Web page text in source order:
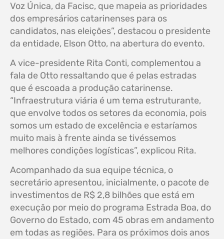
Voz Única, da Facisc, que mapeia as prioridades
dos empresários catarinenses para os
candidatos, nas eleições”, destacou o presidente
da entidade, Elson Otto, na abertura do evento.
A vice-presidente Rita Conti, complementou a
fala de Otto ressaltando que é pelas estradas
que é escoada a produção catarinense.
“Infraestrutura viária é um tema estruturante,
que envolve todos os setores da economia, pois
somos um estado de excelência e estaríamos
muito mais à frente ainda se tivéssemos
melhores condições logísticas”, explicou Rita.
Acompanhado da sua equipe técnica, o
secretário apresentou, inicialmente, o pacote de
investimentos de R$ 2,8 bilhões que está em
execução por meio do programa Estrada Boa, do
Governo do Estado, com 45 obras em andamento
em todas as regiões. Para os próximos dois anos